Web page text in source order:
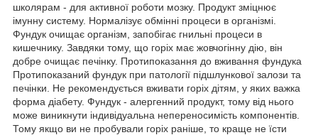
школярам - для активної роботи мозку. Продукт зміцнює
імунну систему. Нормалізує обмінні процеси в організмі.
Фундук очищає організм, запобігає гнильні процеси в
кишечнику. Завдяки тому, що горіх має жовчогінну дію, він
добре очищає печінку. Протипоказання до вживання фундука
Протипоказаний фундук при патології підшлункової залози та
печінки. Не рекомендується вживати горіх дітям, у яких важка
форма діабету. Фундук - алергенний продукт, тому від нього
може виникнути індивідуальна непереносимість компонентів.
Тому якщо ви не пробували горіх раніше, то краще не їсти